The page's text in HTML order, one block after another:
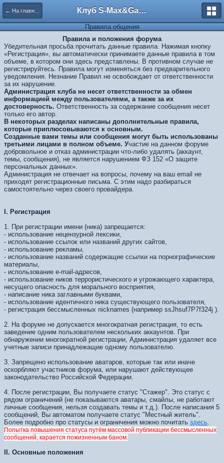
← На главную Клуб S-Max&Galaxy
Правила общения
Правила и положения форума
Убедительная просьба прочитать данные правила. Нажимая кнопку
«Регистрация», вы автоматически принимаете данные правила в том
объеме, в котором они здесь представлены. В противном случае не
регистрируйтесь. Правила могут изменяться без предварительного
уведомления. Незнание Правил не освобождает от ответственности
за их нарушение.
Администрация клуба не несет ответственности за обмен
информацией между пользователями, а также за их
достоверность. Ответственность за содержание сообщения несет
только его автор.
В некоторых разделах написаны дополнительные правила,
которые приплюсовываются к основным.
Созданные вами темы или сообщения могут быть использованы
третьими лицами в полном объеме. Участие на данном форуме
добровольное и отказ администрации что-либо удалять (аккаунт,
темы, сообщения), не является нарушением ФЗ 152 «О защите
персональных данных».
Администрация не отвечает на вопросы, почему на ваш email не
приходят регистрационные письма. С этим надо разбираться
самостоятельно через своего провайдера.
I. Регистрация
1. При регистрации имени (ника) запрещается:
- использование нецензурной лексики,
- использование ссылок или названий других сайтов,
- использование рекламы,
- использование названий содержащие ссылки на порнографические
материалы,
- использование e-mail-адресов,
- использование ников террористического и угрожающего характера,
несущего опасность для морального восприятия,
- написание ника заглавными буквами,
- использование идентичного ника существующего пользователя,
- регистрация бессмысленных nicknames (например ssJhsuf7Р7f324j ).
2. На форуме не допускается многократная регистрация, то есть
заведение одним пользователем нескольких аккаунтов. При
обнаружении многократной регистрации, Администрация удаляет все
учетные записи принадлежащие одному пользователю.
3. Запрещено использование аватаров, которые так или иначе
оскорбляют участников форума, или нарушают действующее
законодательство Российской Федерации.
4. После регистрации, Вы получаете статус "Стажер". Это статус с
рядом ограничений (не показываются аватары, смайлы, не работают
личные сообщения, нельзя создавать темы и т.д.). После написания 5
сообщений, Вы автоматом получаете статус "Местный житель".
Более подробно про статусы и ограничения можно почитать здесь.
Попытка повышения статуса путём массовой публикации бессмысленных
сообщений, карается пожизненным баном.
II. Основные положения